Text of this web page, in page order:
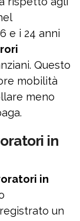
e i 24 anni
Questo
mobilità
meno
in
in
un